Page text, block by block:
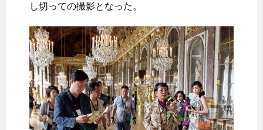
し切っての撮影となった。